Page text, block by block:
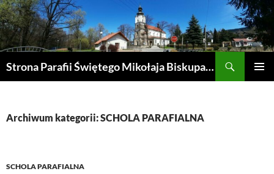
Przejdź
do
treści
Strona Parafii Świętego Mikołaja Biskupa w Żegocinie
Archiwum kategorii: SCHOLA PARAFIALNA
SCHOLA PARAFIALNA